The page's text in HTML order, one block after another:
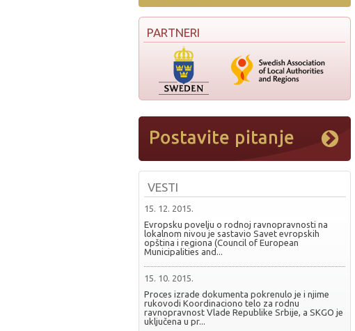
PARTNERI
VESTI
15. 12. 2015.
Evropsku povelju o rodnoj ravnopravnosti na
lokalnom nivou je sastavio Savet evropskih
opština i regiona (Council of European
Municipalities and...
15. 10. 2015.
Proces izrade dokumenta pokrenulo je i njime
rukovodi Koordinaciono telo za rodnu
ravnopravnost Vlade Republike Srbije, a SKGO je
uključena u pr...